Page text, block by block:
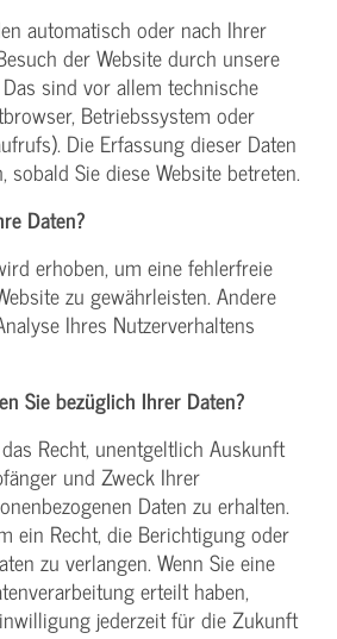
automatisch oder nach Ihrer
der Website durch unsere
sind vor allem technische
Betriebssystem oder
Die Erfassung dieser Daten
Sie diese Website betreten.
Daten?
erhoben, um eine fehlerfreie
zu gewährleisten. Andere
Ihres Nutzerverhaltens
Sie bezüglich Ihrer Daten?
Recht, unentgeltlich Auskunft
und Zweck Ihrer
Daten zu erhalten.
ein Recht, die Berichtigung oder
zu verlangen. Wenn Sie eine
erteilt haben,
jederzeit für die Zukunft